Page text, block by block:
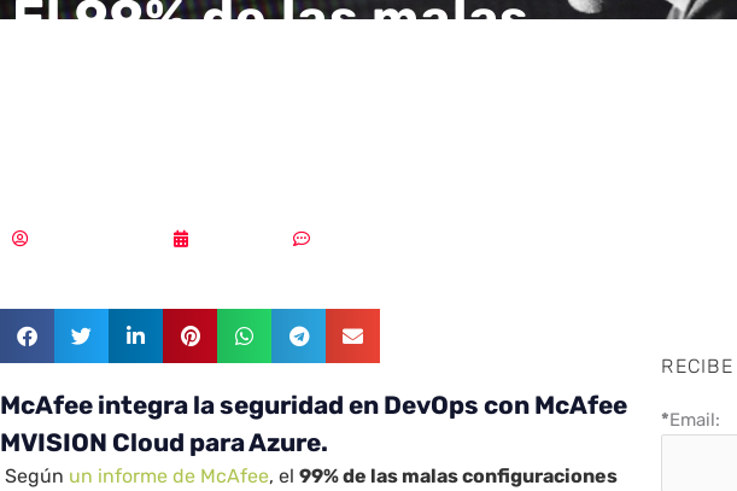
El 99% de las malas
McAfee integra la seguridad en DevOps con McAfee
MVISION Cloud para Azure.
Según un informe de McAfee, el99% de las malas configuraciones
*Email: